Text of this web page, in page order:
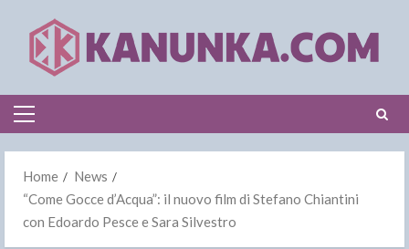
content
Primary
Home
News
“Come Gocce d’Acqua”: il nuovo film di Stefano Chiantini
con Edoardo Pesce e Sara Silvestro